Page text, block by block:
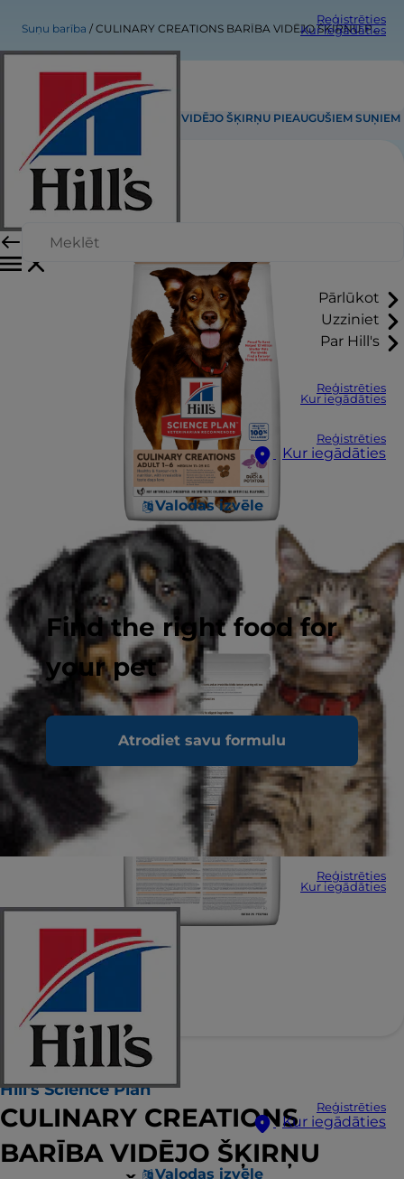
Reģistrēties
Kur iegādāties
Pārlūkot
Uzziniet
Par Hill's
Reģistrēties
Kur iegādāties
Reģistrēties
Kur iegādāties
Valodas izvēle
Find the right food for
your pet
Atrodiet savu formulu
Reģistrēties
Kur iegādāties
Reģistrēties
Kur iegādāties
Valodas izvēle
Suņu barība CULINARY CREATIONS BARĪBA VIDĒJO ŠĶIRŅU PIEAUGUŠIEM SUŅIEM
CULINARY CREATIONS BARĪBA VIDĒJO ŠĶIRŅU PIEAUGUŠIEM SUŅIEM
Hill's Science Plan
CULINARY CREATIONS
BARĪBA VIDĒJO ŠĶIRŅU